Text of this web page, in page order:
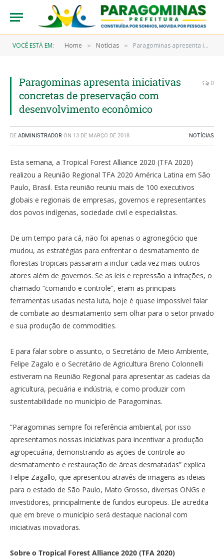
VOCÊ ESTÁ EM: Home » Notícias » Paragominas apresenta iniciativas concretas de preservação com desenvolvimento econômico
Paragominas apresenta iniciativas
concretas de preservação com
desenvolvimento econômico
0
DE ADMINISTRADOR ON 13 DE MARÇO DE 2018 NOTÍCIAS
Esta semana, a Tropical Forest Alliance 2020 (TFA 2020)
realizou a Reunião Regional TFA 2020 América Latina em São
Paulo, Brasil. Esta reunião reuniu mais de 100 executivos
globais e regionais de empresas, governos e representantes
dos povos indígenas, sociedade civil e especialistas.
De um tempo para cá, não foi apenas o agronegócio que
mudou, as estratégias para enfrentar o desmatamento de
florestas tropicais passaram a incluir cada vez mais outros
atores além de governos. Se as leis e repressão a infrações, o
chamado “comando e controle”, eram as principais
ferramentas usadas nesta luta, hoje é quase impossível falar
de combate ao desmatamento sem olhar para o setor privado
e sua produção de commodities.
E para falar sobre o assunto, o Secretário de Meio Ambiente,
Felipe Zagalo e o Secretário de Agricultura Breno Colonnelli
estiveram na Reunião Regional para apresentar as cadeias da
agricultura, pecuária e indústria, e como produzir com
sustentabilidade no município de Paragominas.
“Paragominas sempre foi referência ambiental, por isso
apresentamos nossas iniciativas para incentivar a produção
agropecuária, demonstrando as ações de controle ao
desmatamento e restauração de áreas desmatadas” explica
Felipe Zagallo, que apresentou através de imagens as ideias
para o estado de São Paulo, Mato Grosso, diversas ONGs e
investidores, principalmente de fundos europeus. Ele acredita
que em breve o município será destaque nacional com
iniciativas inovadoras.
Sobre o Tropical Forest Alliance 2020 (TFA 2020)